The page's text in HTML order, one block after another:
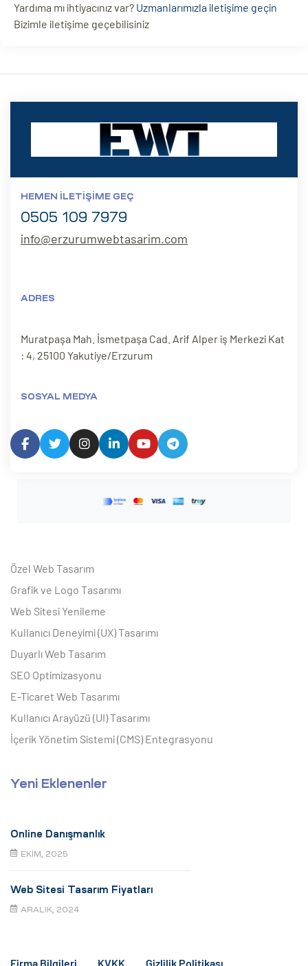
Yardıma mı ihtiyacınız var? Uzmanlarımızla iletişime geçin
Bizimle iletişime geçebilisiniz
HEMEN İLETIŞIME GEÇ
0505 109 7979
info@erzurumwebtasarim.com
ADRES
Muratpaşa Mah. İsmetpaşa Cad. Arif Alper iş Merkezi Kat
: 4, 25100 Yakutiye/Erzurum
SOSYAL MEDYA
Özel Web Tasarım
Grafik ve Logo Tasarımı
Web Sitesi Yenileme
Kullanıcı Deneyimi (UX) Tasarımı
Duyarlı Web Tasarım
SEO Optimizasyonu
E-Ticaret Web Tasarımı
Kullanıcı Arayüzü (UI) Tasarımı
İçerik Yönetim Sistemi (CMS) Entegrasyonu
Yeni Eklenenler
Online Danışmanlık
EKIM, 2025
Web Sitesi Tasarım Fiyatları
ARALIK, 2024
Firma Bilgileri KVKK Gizlilik Politikası